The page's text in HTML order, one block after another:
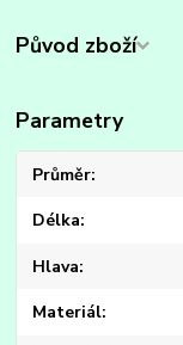
Původ zboží
Parametry
Průměr
Délka
Hlava
Materiál